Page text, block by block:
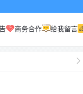
商务合作 给我留言